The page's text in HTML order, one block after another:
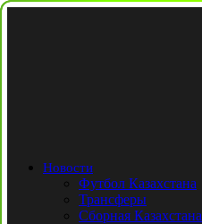
Новости
Футбол Казахстана
Трансферы
Сборная Казахстана